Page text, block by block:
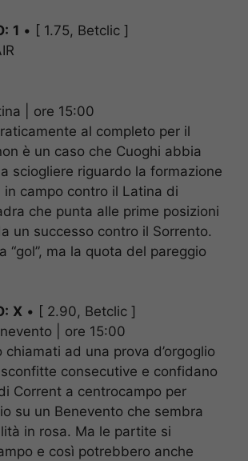
1 • [ 1.75, Betclic ]
| ore 15:00
al completo per il
è un caso che Cuoghi abbia
sciogliere riguardo la formazione
in campo contro il Latina di
che punta alle prime posizioni
un successo contro il Sorrento.
“gol”, ma la quota del pareggio
X • [ 2.90, Betclic ]
| ore 15:00
chiamati ad una prova d’orgoglio
consecutive e confidano
Corrent a centrocampo per
su un Benevento che sembra
in rosa. Ma le partite si
e così potrebbero anche